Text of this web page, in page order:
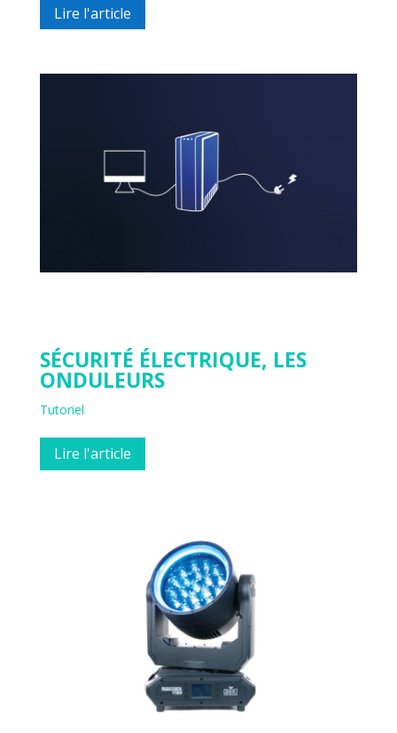
Lire l'article
SÉCURITÉ ÉLECTRIQUE, LES
ONDULEURS
Tutoriel
Lire l'article